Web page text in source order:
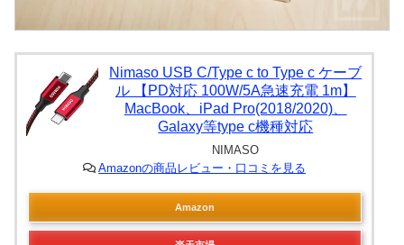
Nimaso USB C/Type c to Type c ケーブ
ル 【PD対応 100W/5A急速充電 1m】
MacBook、iPad Pro(2018/2020)、
Galaxy等type c機種対応
NIMASO
Amazonの商品レビュー・口コミを見る
Amazon